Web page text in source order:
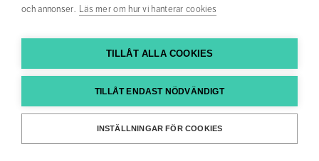
och annonser. Läs mer om hur vi hanterar cookies
TILLÅT ALLA COOKIES
TILLÅT ENDAST NÖDVÄNDIGT
INSTÄLLNINGAR FÖR COOKIES
Om webbplatsen
Hitta till oss
Hitta din utbildning